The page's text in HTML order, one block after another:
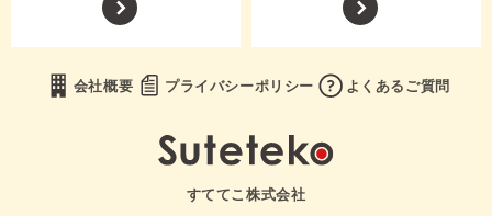
会社概要 プライバシーポリシー よくあるご質問
すててこ株式会社